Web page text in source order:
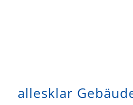
allesklar